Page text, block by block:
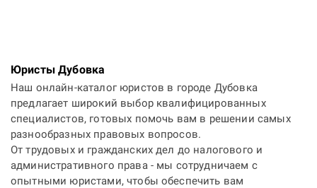
Юристы Дубовка
Наш онлайн-каталог юристов в городе Дубовка
предлагает широкий выбор квалифицированных
специалистов, готовых помочь вам в решении самых
разнообразных правовых вопросов.
От трудовых и гражданских дел до налогового и
административного права - мы сотрудничаем с
опытными юристами, чтобы обеспечить вам